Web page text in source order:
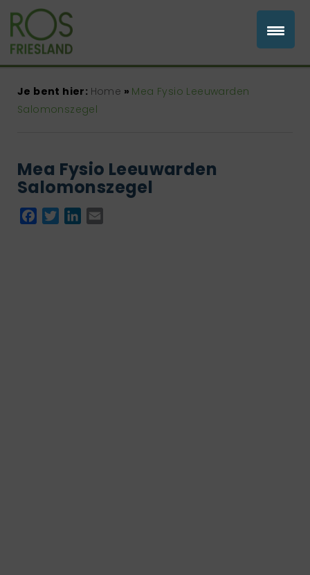
Je bent hier: Home » Mea Fysio Leeuwarden
Salomonszegel
Mea Fysio Leeuwarden
Salomonszegel
Facebook
TwitterLinkedIn